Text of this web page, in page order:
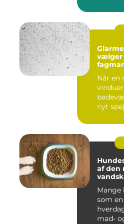
vælger
Når en
nyt
af den
Mange
som
mad-